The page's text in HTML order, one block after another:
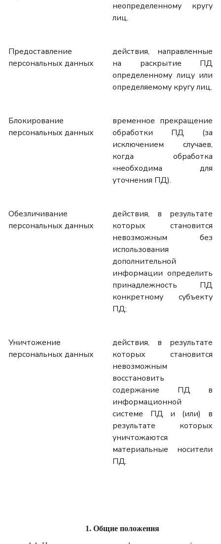
неопределенному кругу
лиц.
Предоставление
персональных данных
действия, направленные
на раскрытие ПД
определенному лицу или
определяемому кругу лиц.
Блокирование
персональных данных
временное прекращение
обработки ПД (за
исключением случаев,
когда обработка
«необходима для
уточнения ПД).
Обезличивание
персональных данных
действия, в результате
которых становится
невозможным без
использования
дополнительной
информации определить
принадлежность ПД
конкретному субъекту
ПД;
Уничтожение
персональных данных
действия, в результате
которых становится
невозможным
восстановить
содержание ПД в
информационной
системе ПД и (или) в
результате которых
уничтожаются
материальные носители
ПД.
1. Общие положения